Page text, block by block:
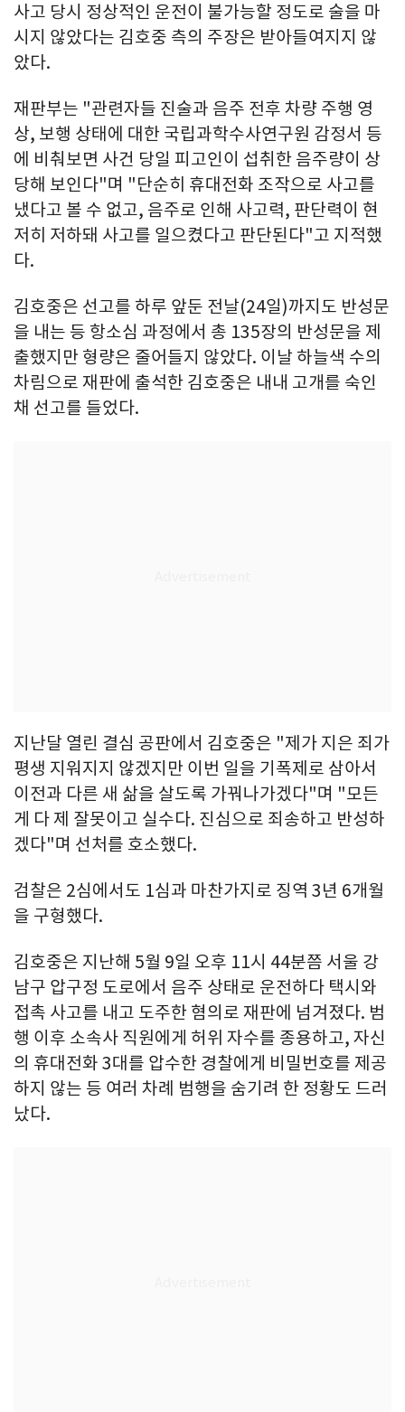
사고 당시 정상적인 운전이 불가능할 정도로 술을 마
시지 않았다는 김호중 측의 주장은 받아들여지지 않
았다.
재판부는 "관련자들 진술과 음주 전후 차량 주행 영
상, 보행 상태에 대한 국립과학수사연구원 감정서 등
에 비춰보면 사건 당일 피고인이 섭취한 음주량이 상
당해 보인다"며 "단순히 휴대전화 조작으로 사고를
냈다고 볼 수 없고, 음주로 인해 사고력, 판단력이 현
저히 저하돼 사고를 일으켰다고 판단된다"고 지적했
다.
김호중은 선고를 하루 앞둔 전날(24일)까지도 반성문
을 내는 등 항소심 과정에서 총 135장의 반성문을 제
출했지만 형량은 줄어들지 않았다. 이날 하늘색 수의
차림으로 재판에 출석한 김호중은 내내 고개를 숙인
채 선고를 들었다.
지난달 열린 결심 공판에서 김호중은 "제가 지은 죄가
평생 지워지지 않겠지만 이번 일을 기폭제로 삼아서
이전과 다른 새 삶을 살도록 가꿔나가겠다"며 "모든
게 다 제 잘못이고 실수다. 진심으로 죄송하고 반성하
겠다"며 선처를 호소했다.
검찰은 2심에서도 1심과 마찬가지로 징역 3년 6개월
을 구형했다.
김호중은 지난해 5월 9일 오후 11시 44분쯤 서울 강
남구 압구정 도로에서 음주 상태로 운전하다 택시와
접촉 사고를 내고 도주한 혐의로 재판에 넘겨졌다. 범
행 이후 소속사 직원에게 허위 자수를 종용하고, 자신
의 휴대전화 3대를 압수한 경찰에게 비밀번호를 제공
하지 않는 등 여러 차례 범행을 숨기려 한 정황도 드러
났다.